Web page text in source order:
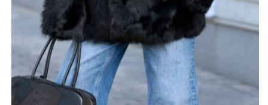
прохладную погоду.
*описание несет информационный характер, состав и
правила ухода могут быть изменены производителем